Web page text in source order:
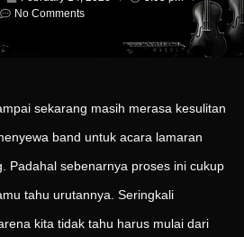
No Comments
sekarang masih merasa kesulitan
band untuk acara lamaran
Padahal sebenarnya proses ini cukup
tahu urutannya. Seringkali
kita tidak tahu harus mulai dari